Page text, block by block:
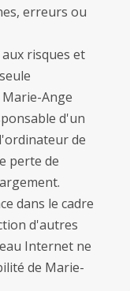
erreurs ou
risques et
Ange
d'un
de
perte de
dans le cadre
d'autres
Internet ne
de Marie-